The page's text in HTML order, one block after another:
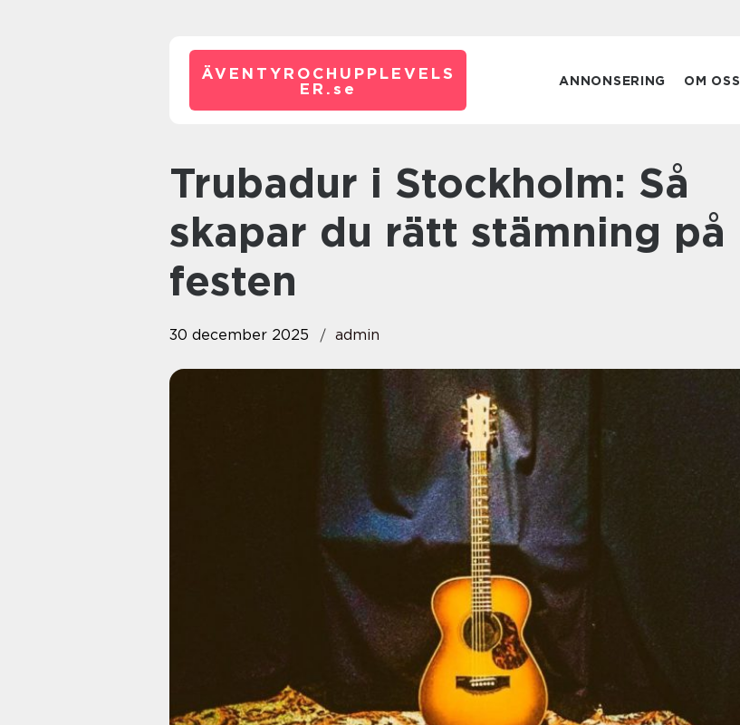
ÄVENTYROCHUPPLEVELS
ER. se ANNONSERING OM OSS
Trubadur i Stockholm: Så
skapar du rätt stämning på
festen
30 december 2025 admin